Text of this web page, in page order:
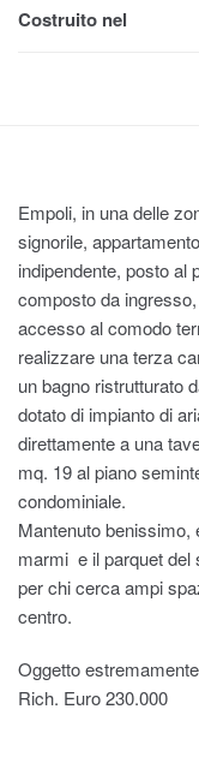
Costruito nel
Empoli, in una delle
signorile,
indipendente, posto al
composto da
accesso al comodo
realizzare una terza
un bagno ristrutturato
dotato di impianto di
direttamente a una
mq. 19 al piano
condominiale.
Mantenuto benissimo,
marmi e il parquet del
per chi cerca ampi
centro.
Oggetto
Rich. Euro 230.000